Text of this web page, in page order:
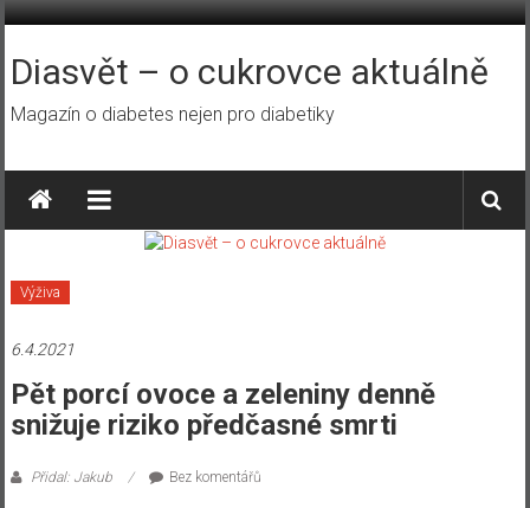
Přeskočit
obsah
Diasvět – o cukrovce aktuálně
Magazín o diabetes nejen pro diabetiky
Výživa
6.4.2021
Pět porcí ovoce a zeleniny denně
snižuje riziko předčasné smrti
Přidal: Jakub Bez komentářů